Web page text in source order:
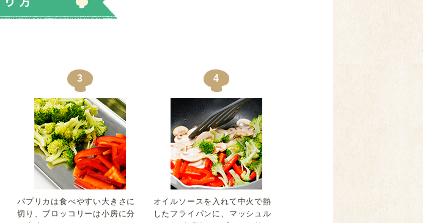
3
パプリカは食べやすい大きさに
切り、ブロッコリーは小房に分
4
オイルソースを入れて中火で熱
したフライパンに、マッシュル